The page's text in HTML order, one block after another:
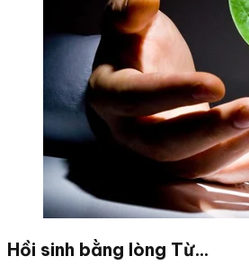
Hồi sinh bằng lòng Từ…